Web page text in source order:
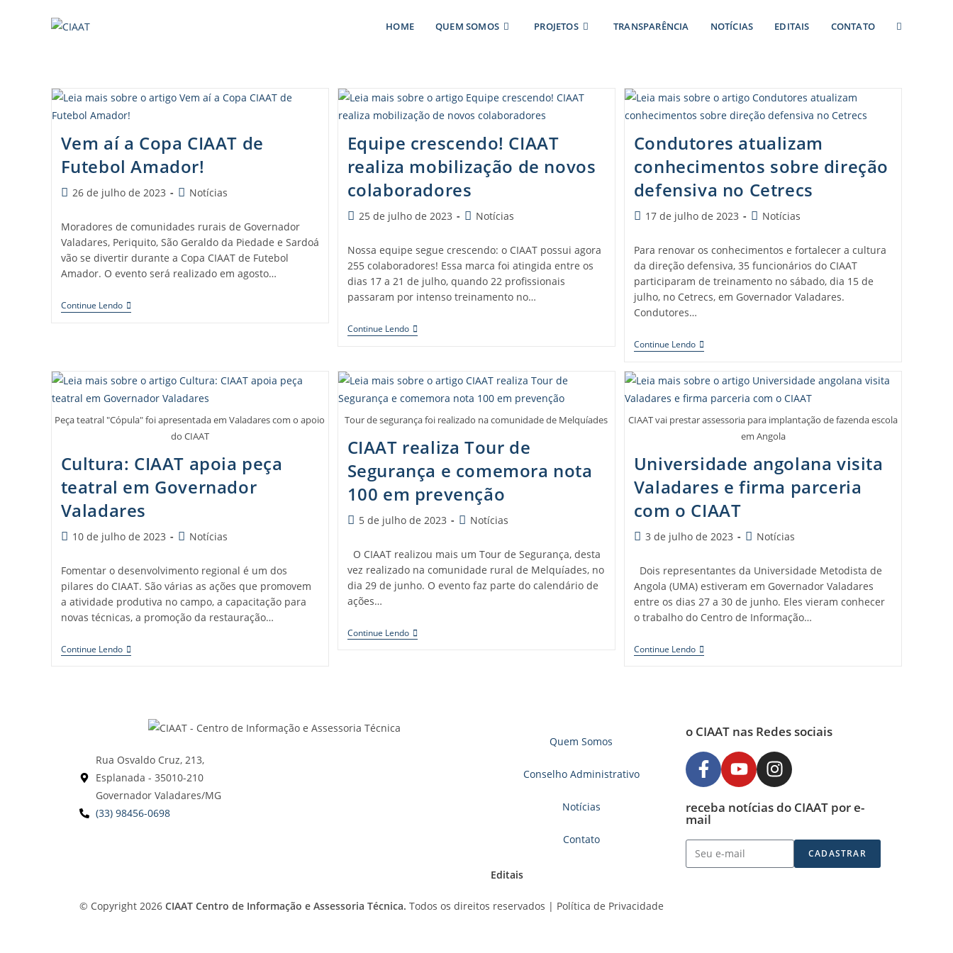
HOME QUEM SOMOS PROJETOS TRANSPARÊNCIA NOTÍCIAS EDITAIS CONTATO
Vem aí a Copa CIAAT de
Futebol Amador!
26 de julho de 2023 Notícias
Moradores de comunidades rurais de Governador
Valadares, Periquito, São Geraldo da Piedade e Sardoá
vão se divertir durante a Copa CIAAT de Futebol
Amador. O evento será realizado em agosto…
Continue Lendo
Equipe crescendo! CIAAT
realiza mobilização de novos
colaboradores
25 de julho de 2023 Notícias
Nossa equipe segue crescendo: o CIAAT possui agora
255 colaboradores! Essa marca foi atingida entre os
dias 17 a 21 de julho, quando 22 profissionais
passaram por intenso treinamento no…
Continue Lendo
Condutores atualizam
conhecimentos sobre direção
defensiva no Cetrecs
17 de julho de 2023 Notícias
Para renovar os conhecimentos e fortalecer a cultura
da direção defensiva, 35 funcionários do CIAAT
participaram de treinamento no sábado, dia 15 de
julho, no Cetrecs, em Governador Valadares.
Condutores…
Continue Lendo
Peça teatral "Cópula" foi apresentada em Valadares com o apoio
do CIAAT
Cultura: CIAAT apoia peça
teatral em Governador
Valadares
10 de julho de 2023 Notícias
Fomentar o desenvolvimento regional é um dos
pilares do CIAAT. São várias as ações que promovem
a atividade produtiva no campo, a capacitação para
novas técnicas, a promoção da restauração…
Continue Lendo
Tour de segurança foi realizado na comunidade de Melquíades
CIAAT realiza Tour de
Segurança e comemora nota
100 em prevenção
5 de julho de 2023 Notícias
O CIAAT realizou mais um Tour de Segurança, desta
vez realizado na comunidade rural de Melquíades, no
dia 29 de junho. O evento faz parte do calendário de
ações…
Continue Lendo
CIAAT vai prestar assessoria para implantação de fazenda escola
em Angola
Universidade angolana visita
Valadares e firma parceria
com o CIAAT
3 de julho de 2023 Notícias
Dois representantes da Universidade Metodista de
Angola (UMA) estiveram em Governador Valadares
entre os dias 27 a 30 de junho. Eles vieram conhecer
o trabalho do Centro de Informação…
Continue Lendo
Rua Osvaldo Cruz, 213,
Esplanada - 35010-210
Governador Valadares/MG
(33) 98456-0698
Quem Somos
Conselho Administrativo
Notícias
Contato
Editais
o CIAAT nas Redes sociais
receba notícias do CIAAT por e-
mail
CADASTRAR
© Copyright 2026 CIAAT Centro de Informação e Assessoria Técnica. Todos os direitos reservados | Política de Privacidade